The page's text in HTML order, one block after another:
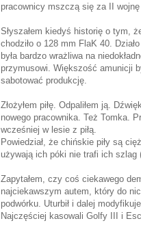
pracownicy mszczą się za II
Słyszałem kiedyś historię o tym,
chodziło o 128 mm FlaK 40.
była bardzo wrażliwa na
przymusowi. Większość amunicji
sabotować produkcję.
Złożyłem piłę. Odpaliłem ją.
nowego pracownika. Też Tomka.
wcześniej w lesie z piłą.
Powiedział, że chińskie piły są
używają ich póki nie trafi ich szlag
Zapytałem, czy coś ciekawego
najciekawszym autem, który do
podwórku. Uturbił i dalej modyfikuje.
Najczęściej kasowali Golfy III i